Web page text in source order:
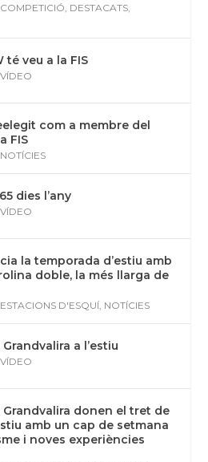
COMPETICIÓ DESTACATS
té veu a la FIS
VÍDEO
com a membre del
FIS
NOTÍCIES
dies l’any
VÍDEO
la temporada d’estiu amb
doble, la més llarga de
ESTACIONS D'ESQUÍ NOTÍCIES
a l’estiu
VÍDEO
Grandvalira donen el tret de
amb un cap de setmana
i noves experiències